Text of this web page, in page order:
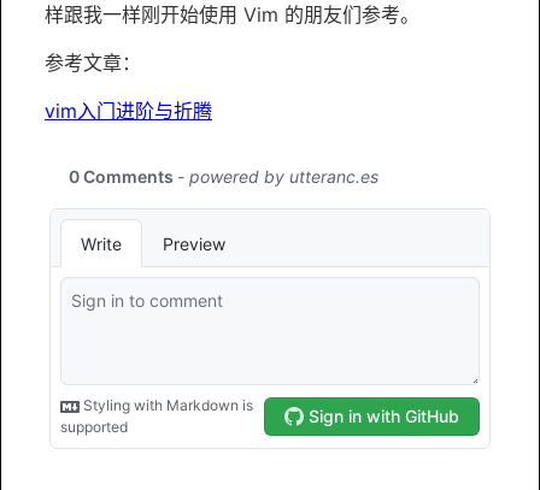
样跟我一样刚开始使用 Vim 的朋友们参考。
参考文章：
vim入门进阶与折腾